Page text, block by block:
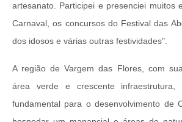
artesanato. Participei e presenciei muitos
Carnaval, os concursos do Festival das
dos idosos e várias outras festividades".
A região de Vargem das Flores, com
área verde e crescente infraestrutura,
fundamental para o desenvolvimento de